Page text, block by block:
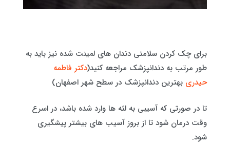
برای چک کردن سلامتی دندان های لمینت شده نیز باید به
طور مرتب به دندانپزشک مراجعه کنید(دکتر فاطمه
حیدری بهترین دندانپزشک در سطح شهر اصفهان)
تا در صورتی که آسیبی به لثه ها وارد شده باشد، در اسرع
وقت درمان شود تا از بروز آسیب های بیشتر پیشگیری
شود.